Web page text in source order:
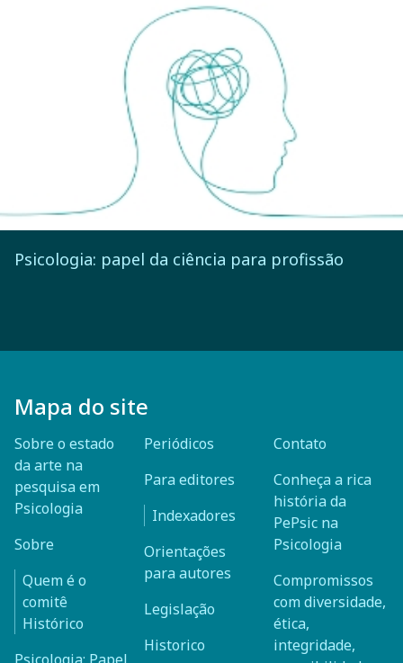
Psicologia: papel da ciência para profissão
Mapa do site
Sobre o estado
da arte na
pesquisa em
Psicologia
Sobre
Quem é o
comitê
Histórico
Periódicos
Para editores
Indexadores
Orientações
para autores
Legislação
Historico
Contato
Conheça a rica
história da
PePsic na
Psicologia
Compromissos
com diversidade,
ética,
integridade,